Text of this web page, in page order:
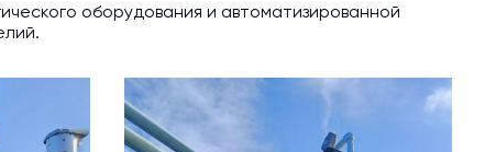
оборудования и автоматизированной